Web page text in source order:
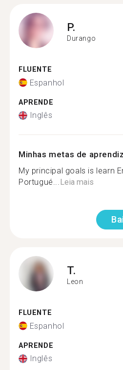
P.
Durango
FLUENTE
Espanhol
APRENDE
Inglês
Minhas metas de
My principal goals is learn
Portugué...Leia mais
T.
Leon
FLUENTE
Espanhol
APRENDE
Inglês